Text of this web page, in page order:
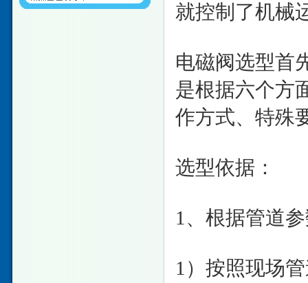
就控制了机械
电磁阀选型首
是根据六个方
作方式、特殊
选型依据：
1、根据管道
1）按照现场